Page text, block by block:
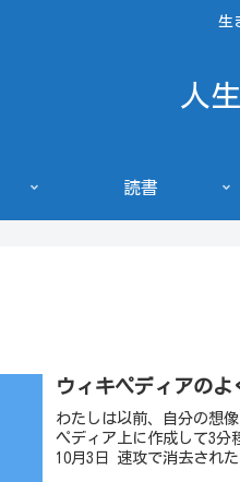
生
人
読書
ウィキペディアのよ
わたしは以前、自分の想
ペディア上に作成して3分
10月3日 速攻で消去され